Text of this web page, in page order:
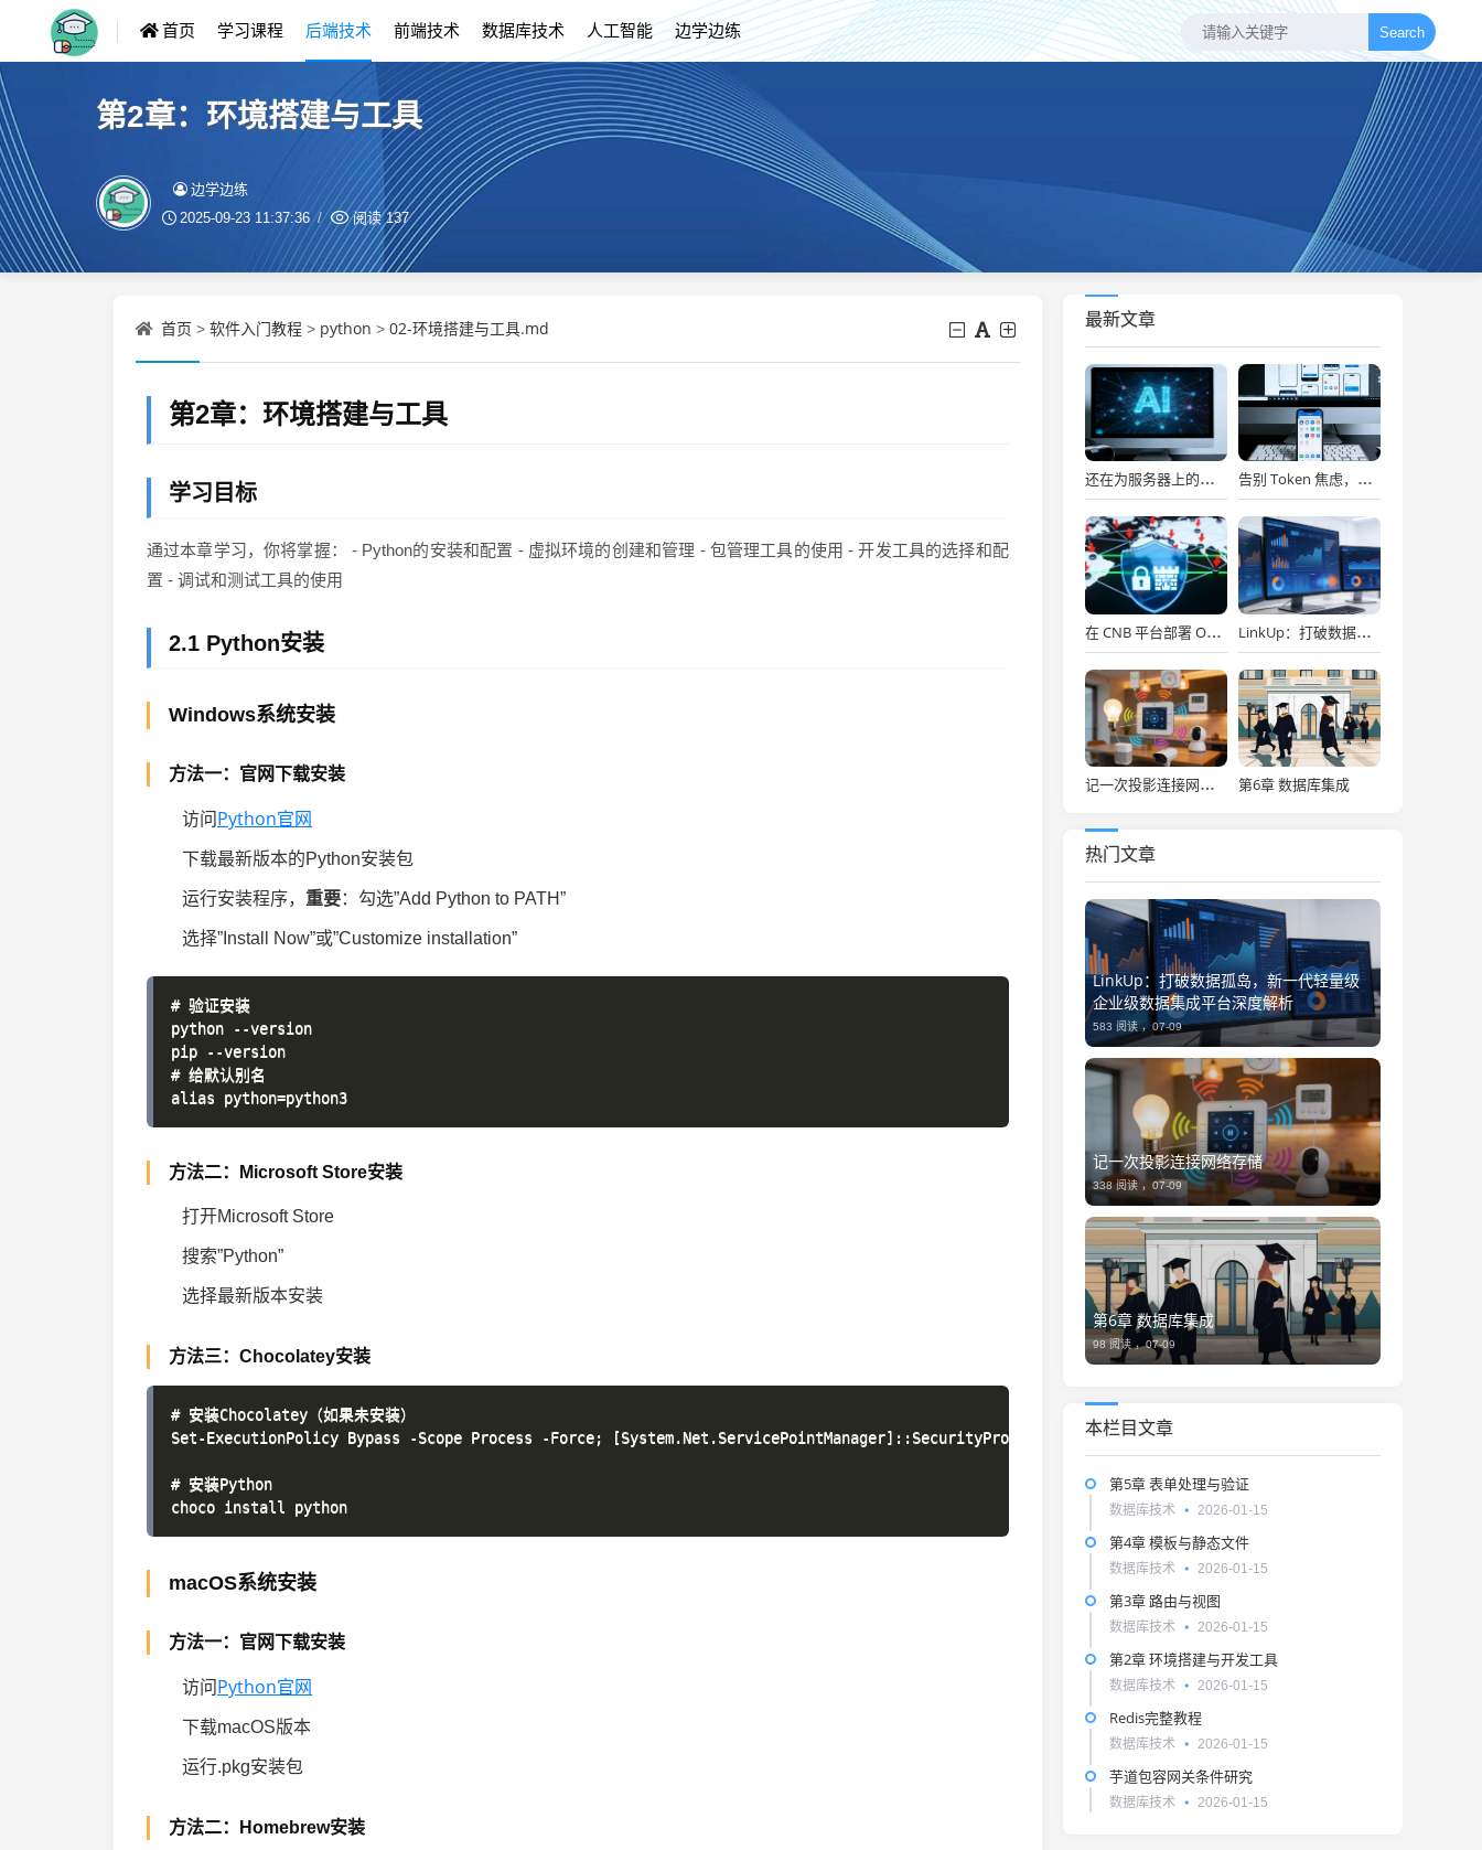
首页 学习课程 后端技术 前端技术 数据库技术 人工智能 边学边练 Search
第2章：环境搭建与工具
边学边练
2025-09-23 11:37:36 阅读137
首页 > 软件入门教程 > python > 02-环境搭建与工具.md
第2章：环境搭建与工具
学习目标
通过本章学习，你将掌握： - Python的安装和配置 - 虚拟环境的创建和管理 - 包管理工具的使用 - 开发工具的选择和配
置 - 调试和测试工具的使用
2.1 Python安装
Windows系统安装
方法一：官网下载安装
访问 Python官网
下载最新版本的Python安装包
运行安装程序， 重要：勾选”Add Python to PATH”
选择”Install Now”或”Customize installation”
# 验证安装
python --version
pip --version
# 给默认别名
方法二：Microsoft Store安装
打开Microsoft Store
搜索”Python”
选择最新版本安装
方法三：Chocolatey安装
# 安装Chocolatey（如果未安装）
Set-ExecutionPolicy Bypass -Scope Process -Force; [System.Net.ServicePointManager]::SecurityProtocol =
# 安装Python
macOS系统安装
方法一：官网下载安装
访问 Python官网
下载macOS版本
运行.pkg安装包
方法二：Homebrew安装
最新文章
还在为服务器上的问题烦恼？有了智能终端，我再也不怕了！ 告别 Token 焦虑，让 AI Agent 24 小时为你打工
在 CNB 平台部署 OpenClaw，API Key 免费用，30秒搞定！ LinkUp：打破数据孤岛，新一代轻量级企业级数据集成平台深度解析
记一次投影连接网络存储 第6章 数据库集成
热门文章
LinkUp：打破数据孤岛，新一代轻量级
企业级数据集成平台深度解析
583 阅读 ，07-09
记一次投影连接网络存储
338 阅读 ，07-09
第6章 数据库集成
98 阅读 ，07-09
本栏目文章
第5章 表单处理与验证
数据库技术 2026-01-15
第4章 模板与静态文件
数据库技术 2026-01-15
第3章 路由与视图
数据库技术 2026-01-15
第2章 环境搭建与开发工具
数据库技术 2026-01-15
Redis完整教程
数据库技术 2026-01-15
芋道包容网关条件研究
数据库技术 2026-01-15